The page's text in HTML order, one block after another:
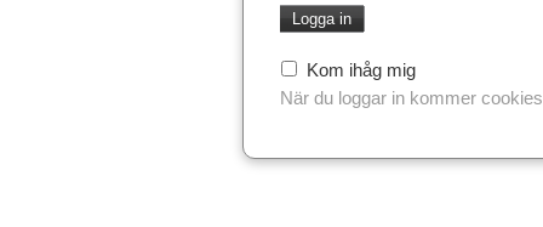
Kom ihåg mig
När du loggar in kommer